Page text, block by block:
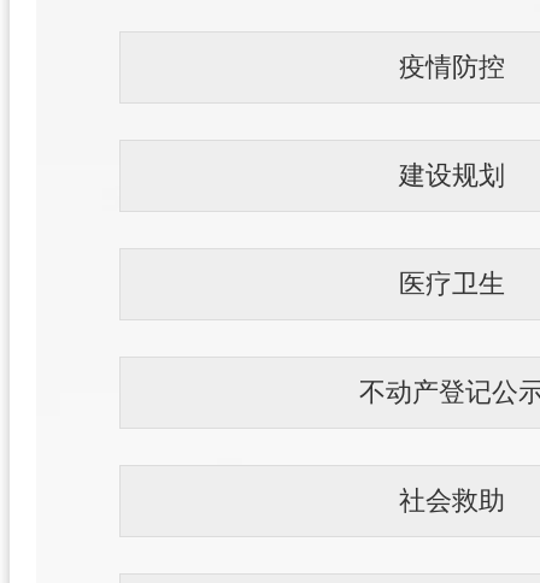
疫情防控
建设规划
医疗卫生
不动产登记公
社会救助